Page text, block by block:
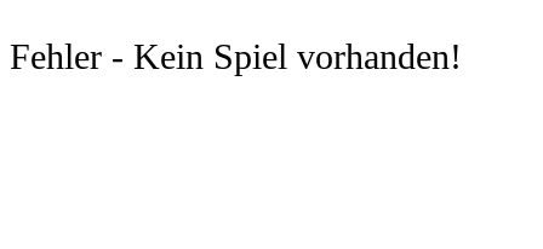
Fehler - Kein Spiel vorhanden!